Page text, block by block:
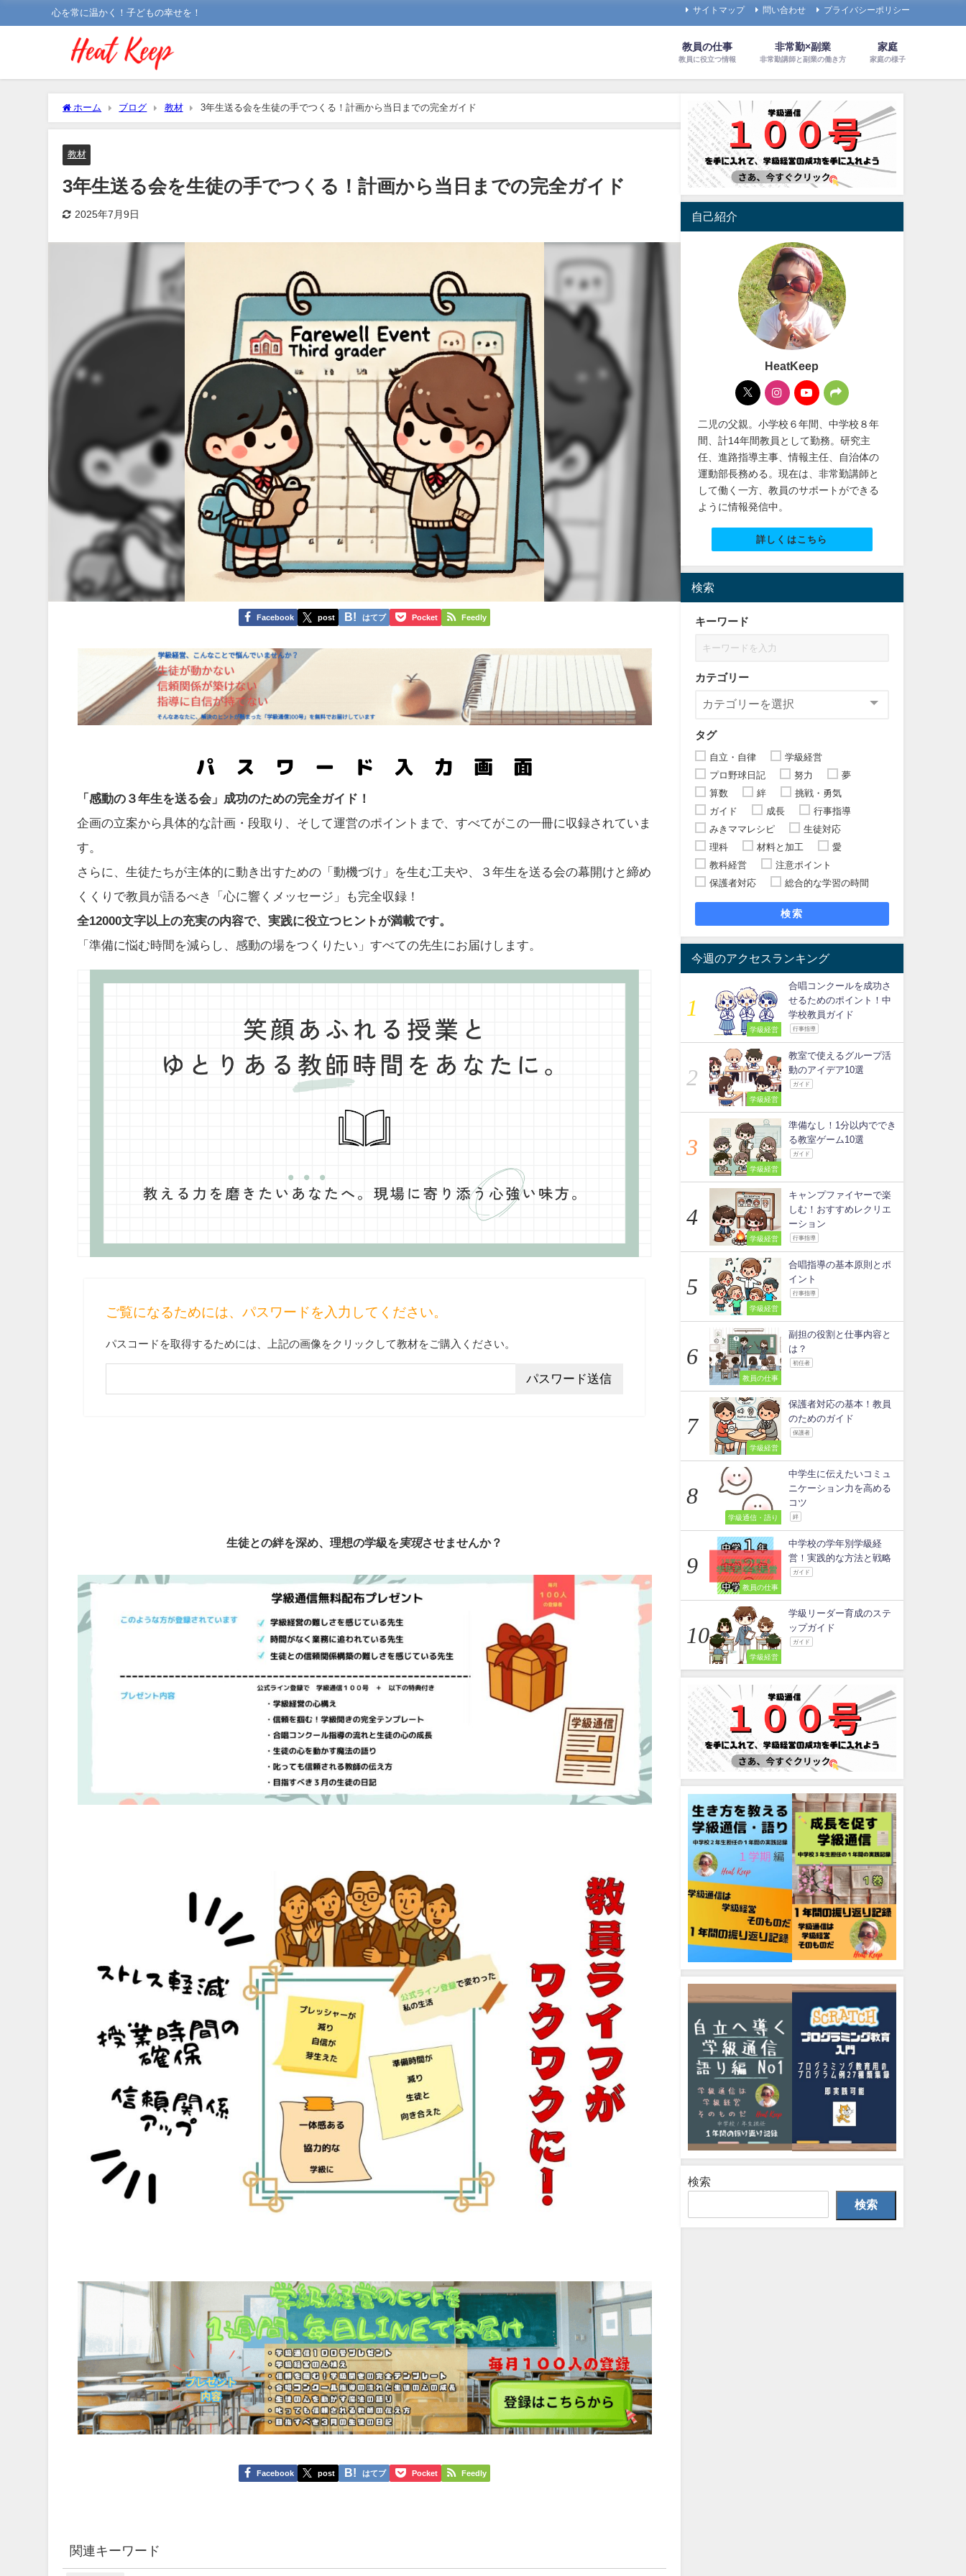
心を常に温かく！子どもの幸せを！ サイトマップ 問い合わせ プライバシーポリシー
教員の仕事
教員に役立つ情報
非常勤×副業
非常勤講師と副業の働き方
家庭
家庭の様子
ホーム ブログ 教材 3年生送る会を生徒の手でつくる！計画から当日までの完全ガイド
教材
3年生送る会を生徒の手でつくる！計画から当日までの完全ガイド
2025年7月9日
Facebook post はてブ Pocket Feedly
「感動の３年生を送る会」成功のための完全ガイド！
企画の立案から具体的な計画・段取り、そして運営のポイントまで、すべてがこの一冊に収録されていま
す。
さらに、生徒たちが主体的に動き出すための「動機づけ」を生む工夫や、３年生を送る会の幕開けと締め
くくりで教員が語るべき「心に響くメッセージ」も完全収録！
全12000文字以上の充実の内容で、実践に役立つヒントが満載です。
「準備に悩む時間を減らし、感動の場をつくりたい」すべての先生にお届けします。
ご覧になるためには、パスワードを入力してください。
パスコードを取得するためには、上記の画像をクリックして教材をご購入ください。
生徒との絆を深め、理想の学級を実現させませんか？
Facebook post はてブ Pocket Feedly
関連キーワード
自己紹介
HeatKeep
二児の父親。小学校６年間、中学校８年
間、計14年間教員として勤務。研究主
任、進路指導主事、情報主任、自治体の
運動部長務める。現在は、非常勤講師と
して働く一方、教員のサポートができる
ように情報発信中。
詳しくはこちら
検索
キーワード
カテゴリー
タグ
自立・自律
学級経営
プロ野球日記
努力
夢
算数
絆
挑戦・勇気
ガイド
成長
行事指導
みきママレシピ
生徒対応
理科
材料と加工
愛
教科経営
注意ポイント
保護者対応
総合的な学習の時間
検索
今週のアクセスランキング
学級経営
合唱コンクールを成功さ
せるためのポイント！中
学校教員ガイド
行事指導
学級経営
教室で使えるグループ活
動のアイデア10選
ガイド
学級経営
準備なし！1分以内ででき
る教室ゲーム10選
ガイド
学級経営
キャンプファイヤーで楽
しむ！おすすめレクリエ
ーション
行事指導
学級経営
合唱指導の基本原則とポ
イント
行事指導
教員の仕事
副担の役割と仕事内容と
は？
初任者
学級経営
保護者対応の基本！教員
のためのガイド
保護者
学級通信・語り
中学生に伝えたいコミュ
ニケーション力を高める
コツ
絆
教員の仕事
中学校の学年別学級経
営！実践的な方法と戦略
ガイド
学級経営
学級リーダー育成のステ
ップガイド
ガイド
検索
検索